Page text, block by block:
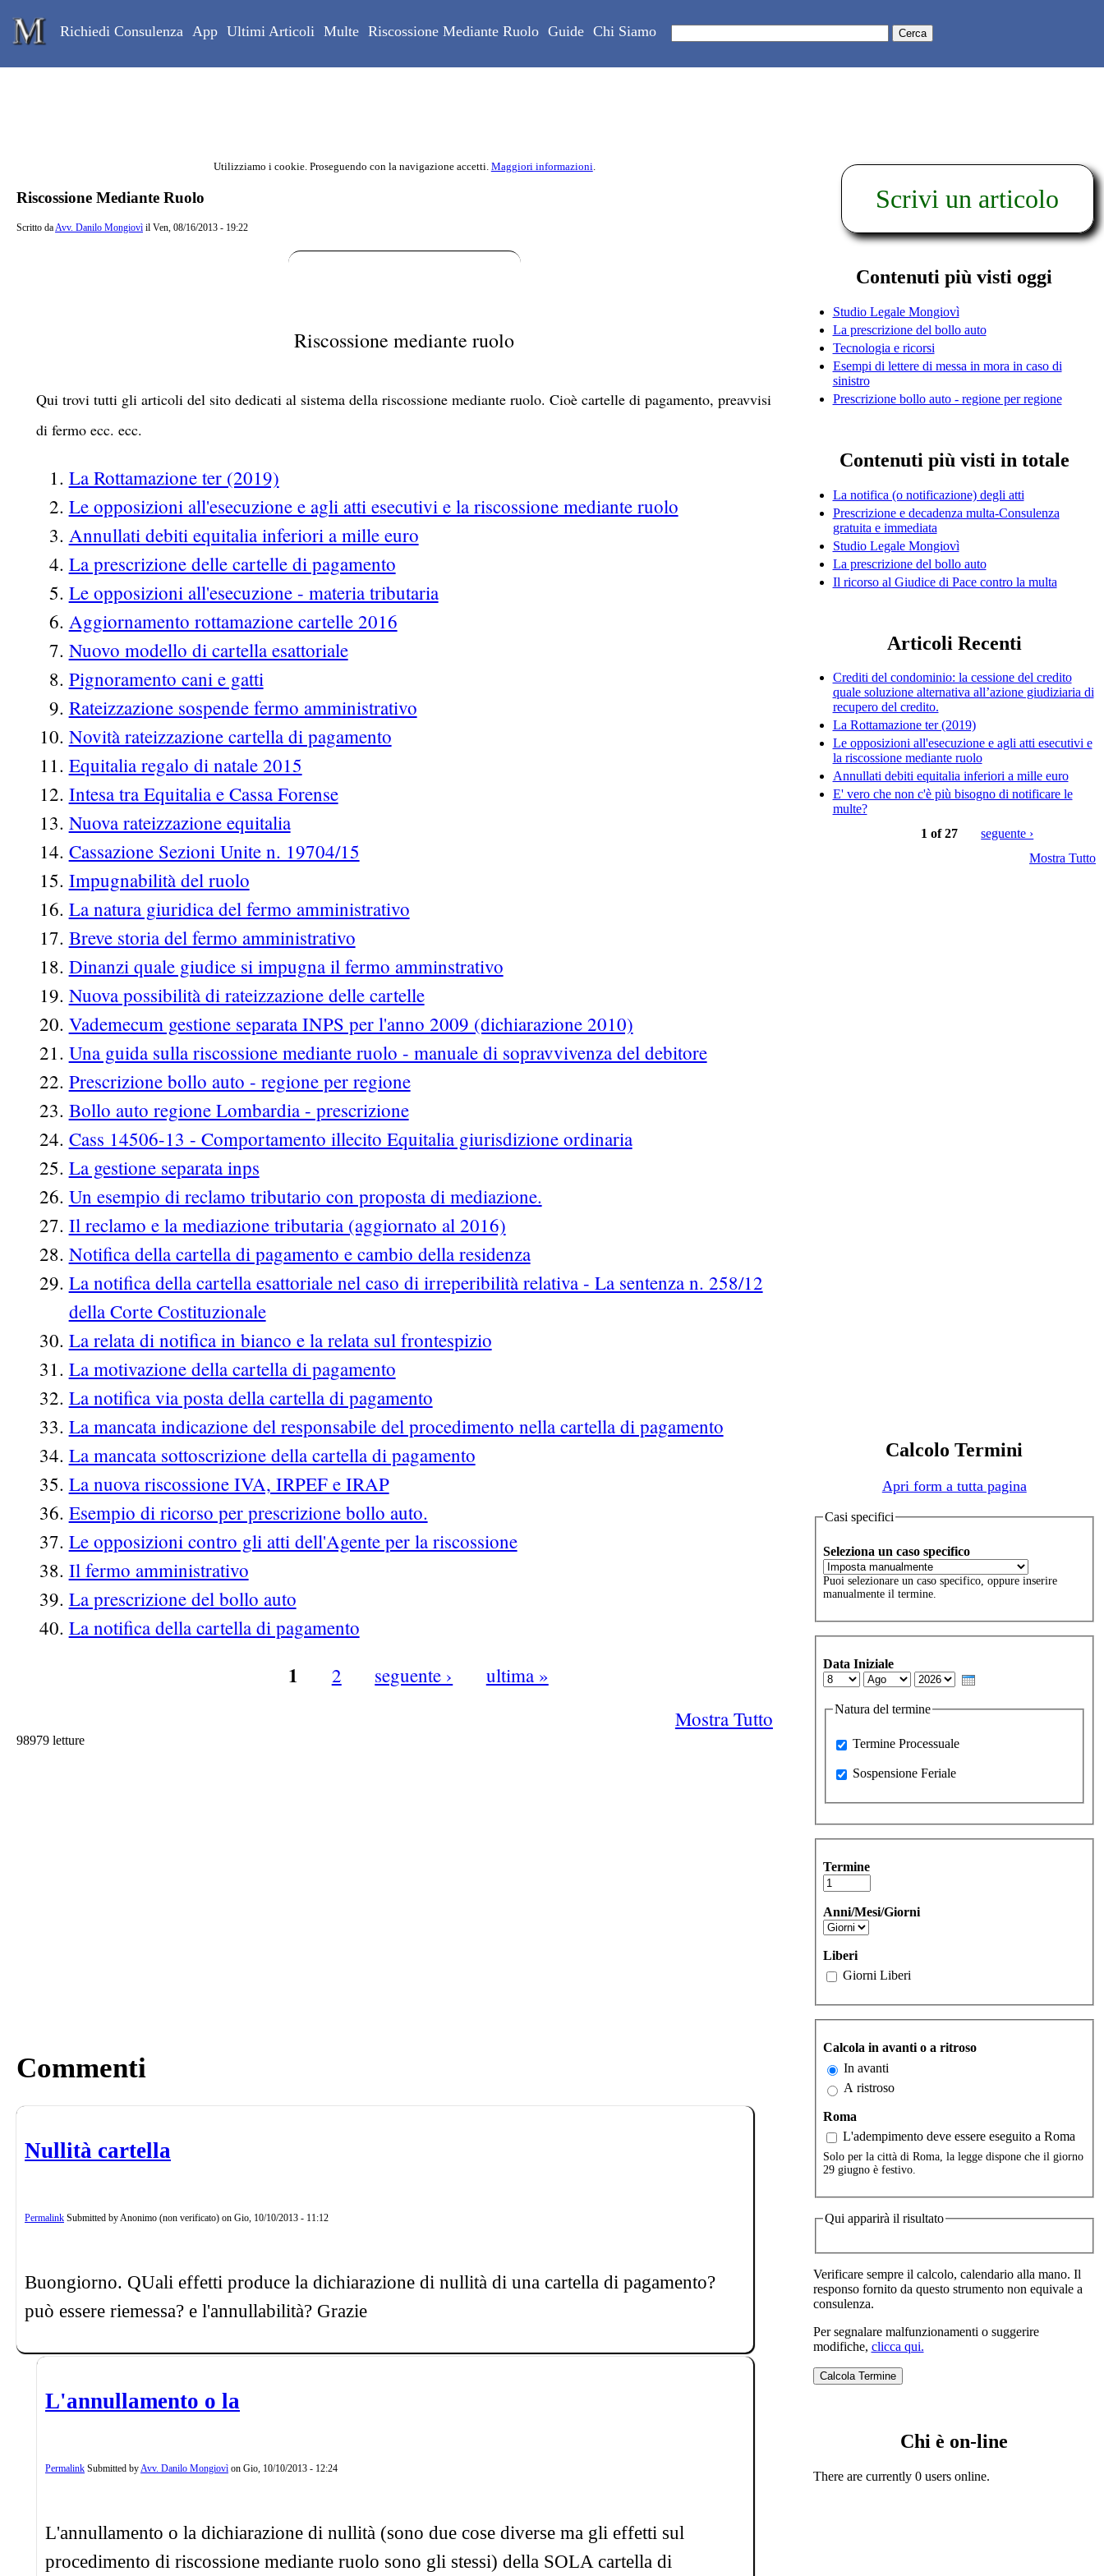
Studio Legale Mongiovì
Richiedi Consulenza App Ultimi Articoli Multe Riscossione Mediante Ruolo Guide Chi Siamo
Contenuto principale della pagina
Utilizziamo i cookie. Proseguendo con la navigazione accetti. Maggiori informazioni.
Riscossione Mediante Ruolo
Scritto daAvv. Danilo Mongiovì il Ven, 08/16/2013 - 19:22
Riscossione mediante ruolo
Qui trovi tutti gli articoli del sito dedicati al sistema della riscossione mediante ruolo. Cioè cartelle di pagamento, preavvisi
di fermo ecc. ecc.
La Rottamazione ter (2019)
Le opposizioni all'esecuzione e agli atti esecutivi e la riscossione mediante ruolo
Annullati debiti equitalia inferiori a mille euro
La prescrizione delle cartelle di pagamento
Le opposizioni all'esecuzione - materia tributaria
Aggiornamento rottamazione cartelle 2016
Nuovo modello di cartella esattoriale
Pignoramento cani e gatti
Rateizzazione sospende fermo amministrativo
Novità rateizzazione cartella di pagamento
Equitalia regalo di natale 2015
Intesa tra Equitalia e Cassa Forense
Nuova rateizzazione equitalia
Cassazione Sezioni Unite n. 19704/15
Impugnabilità del ruolo
La natura giuridica del fermo amministrativo
Breve storia del fermo amministrativo
Dinanzi quale giudice si impugna il fermo amminstrativo
Nuova possibilità di rateizzazione delle cartelle
Vademecum gestione separata INPS per l'anno 2009 (dichiarazione 2010)
Una guida sulla riscossione mediante ruolo - manuale di sopravvivenza del debitore
Prescrizione bollo auto - regione per regione
Bollo auto regione Lombardia - prescrizione
Cass 14506-13 - Comportamento illecito Equitalia giurisdizione ordinaria
La gestione separata inps
Un esempio di reclamo tributario con proposta di mediazione.
Il reclamo e la mediazione tributaria (aggiornato al 2016)
Notifica della cartella di pagamento e cambio della residenza
La notifica della cartella esattoriale nel caso di irreperibilità relativa - La sentenza n. 258/12
della Corte Costituzionale
La relata di notifica in bianco e la relata sul frontespizio
La motivazione della cartella di pagamento
La notifica via posta della cartella di pagamento
La mancata indicazione del responsabile del procedimento nella cartella di pagamento
La mancata sottoscrizione della cartella di pagamento
La nuova riscossione IVA, IRPEF e IRAP
Esempio di ricorso per prescrizione bollo auto.
Le opposizioni contro gli atti dell'Agente per la riscossione
Il fermo amministrativo
La prescrizione del bollo auto
La notifica della cartella di pagamento
1 2 seguente ›
ultima »
Mostra Tutto
98979 letture
Commenti
Nullità cartella
Permalink Submitted by Anonimo (non verificato) on Gio, 10/10/2013 - 11:12
Buongiorno. QUali effetti produce la dichiarazione di nullità di una cartella di pagamento?
può essere riemessa? e l'annullabilità? Grazie
L'annullamento o la
Permalink Submitted by Avv. Danilo Mongiovì on Gio, 10/10/2013 - 12:24
L'annullamento o la dichiarazione di nullità (sono due cose diverse ma gli effetti sul
procedimento di riscossione mediante ruolo sono gli stessi) della SOLA cartella di
Scrivi un articolo
Contenuti più visti oggi
Studio Legale Mongiovì
La prescrizione del bollo auto
Tecnologia e ricorsi
Esempi di lettere di messa in mora in caso di
sinistro
Prescrizione bollo auto - regione per regione
Contenuti più visti in totale
La notifica (o notificazione) degli atti
Prescrizione e decadenza multa-Consulenza
gratuita e immediata
Studio Legale Mongiovì
La prescrizione del bollo auto
Il ricorso al Giudice di Pace contro la multa
Articoli Recenti
Crediti del condominio: la cessione del credito
quale soluzione alternativa all’azione giudiziaria di
recupero del credito.
La Rottamazione ter (2019)
Le opposizioni all'esecuzione e agli atti esecutivi e
la riscossione mediante ruolo
Annullati debiti equitalia inferiori a mille euro
E' vero che non c'è più bisogno di notificare le
multe?
1 of 27
seguente ›
Mostra Tutto
Calcolo Termini
Apri form a tutta pagina
Casi specifici
Seleziona un caso specifico
Puoi selezionare un caso specifico, oppure inserire
manualmente il termine.
Data Iniziale
Day
Month Year
Natura del termine
Processuale
Termine Processuale
Sospensione Feriale
Sospensione Feriale
Termine
Anni/Mesi/Giorni
Liberi
Giorni Liberi
Calcola in avanti o a ritroso
In avanti
A ristroso
Roma
L'adempimento deve essere eseguito a Roma
Solo per la città di Roma, la legge dispone che il giorno
29 giugno è festivo.
Qui apparirà il risultato
Verificare sempre il calcolo, calendario alla mano. Il
responso fornito da questo strumento non equivale a
consulenza.
Per segnalare malfunzionamenti o suggerire
modifiche, clicca qui.
Chi è on-line
There are currently 0 users online.